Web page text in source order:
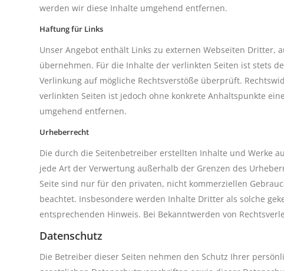
werden wir diese Inhalte umgehend entfernen.
Haftung für Links
Unser Angebot enthält Links zu externen Webseiten
übernehmen. Für die Inhalte der verlinkten Seiten ist stets
Verlinkung auf mögliche Rechtsverstöße überprüft.
verlinkten Seiten ist jedoch ohne konkrete Anhaltspunkte
umgehend entfernen.
Urheberrecht
Die durch die Seitenbetreiber erstellten Inhalte und Werke
jede Art der Verwertung außerhalb der Grenzen des
Seite sind nur für den privaten, nicht kommerziellen
beachtet. Insbesondere werden Inhalte Dritter als solche
entsprechenden Hinweis. Bei Bekanntwerden von
Datenschutz
Die Betreiber dieser Seiten nehmen den Schutz Ihrer